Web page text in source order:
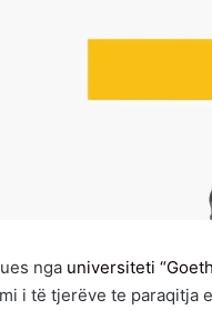
nga universiteti
i të tjerëve te paraqitja e